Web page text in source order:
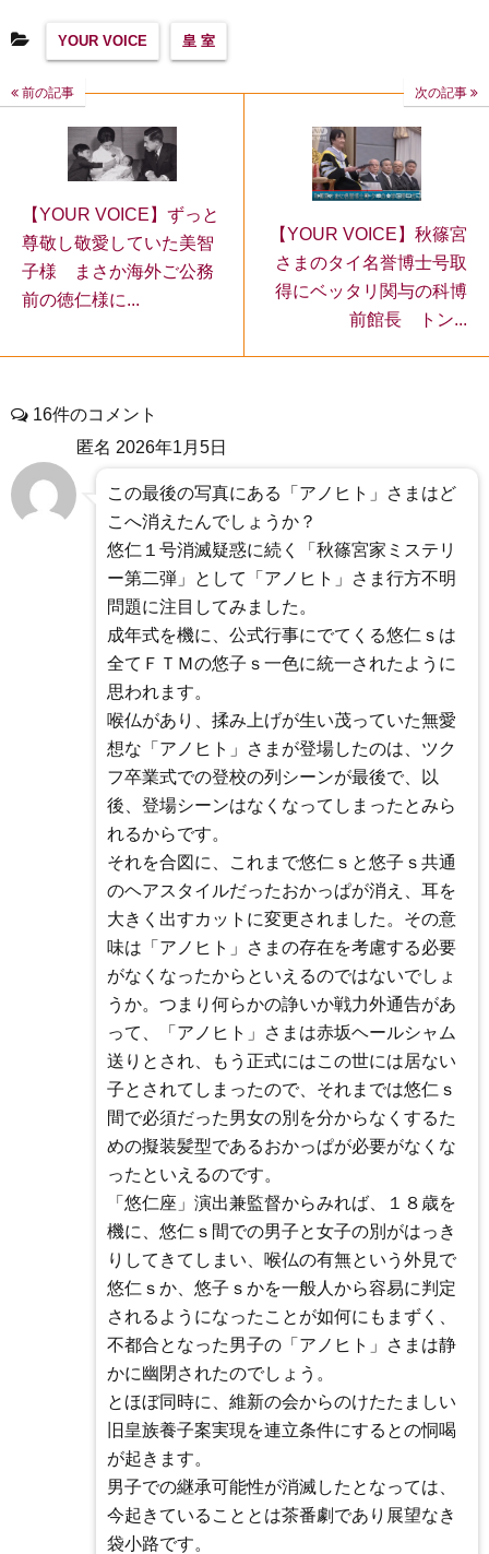
YOUR VOICE 皇 室
前の記事
【YOUR VOICE】ずっと
尊敬し敬愛していた美智
子様 まさか海外ご公務
前の徳仁様に...
次の記事
【YOUR VOICE】秋篠宮
さまのタイ名誉博士号取
得にベッタリ関与の科博
前館長 トン...
16件のコメント
匿名 2026年1月5日
この最後の写真にある「アノヒト」さまはど
こへ消えたんでしょうか？
悠仁１号消滅疑惑に続く「秋篠宮家ミステリ
ー第二弾」として「アノヒト」さま行方不明
問題に注目してみました。
成年式を機に、公式行事にでてくる悠仁ｓは
全てＦＴＭの悠子ｓ一色に統一されたように
思われます。
喉仏があり、揉み上げが生い茂っていた無愛
想な「アノヒト」さまが登場したのは、ツク
フ卒業式での登校の列シーンが最後で、以
後、登場シーンはなくなってしまったとみら
れるからです。
それを合図に、これまで悠仁ｓと悠子ｓ共通
のヘアスタイルだったおかっぱが消え、耳を
大きく出すカットに変更されました。その意
味は「アノヒト」さまの存在を考慮する必要
がなくなったからといえるのではないでしょ
うか。つまり何らかの諍いか戦力外通告があ
って、「アノヒト」さまは赤坂ヘールシャム
送りとされ、もう正式にはこの世には居ない
子とされてしまったので、それまでは悠仁ｓ
間で必須だった男女の別を分からなくするた
めの擬装髪型であるおかっぱが必要がなくな
ったといえるのです。
「悠仁座」演出兼監督からみれば、１８歳を
機に、悠仁ｓ間での男子と女子の別がはっき
りしてきてしまい、喉仏の有無という外見で
悠仁ｓか、悠子ｓかを一般人から容易に判定
されるようになったことが如何にもまずく、
不都合となった男子の「アノヒト」さまは静
かに幽閉されたのでしょう。
とほぼ同時に、維新の会からのけたたましい
旧皇族養子案実現を連立条件にするとの恫喝
が起きます。
男子での継承可能性が消滅したとなっては、
今起きていることとは茶番劇であり展望なき
袋小路です。